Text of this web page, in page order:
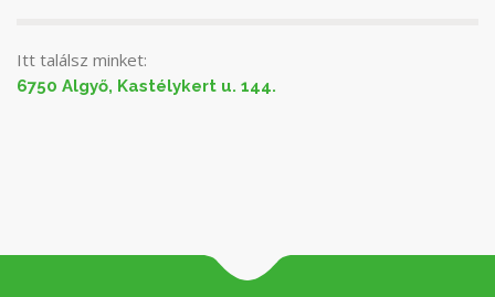
Itt találsz minket:
6750 Algyő, Kastélykert u. 144.